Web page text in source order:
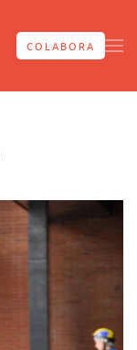
COLABORA